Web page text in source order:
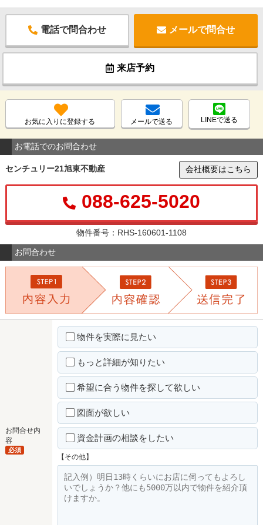
電話で問合わせ メールで問合せ
来店予約
お気に入りに登録する メールで送る LINEで送る
お電話でのお問合わせ
センチュリー21旭東不動産 会社概要はこちら
088-625-5020
物件番号：RHS-160601-1108
お問合わせ
お問合せ内
容
必須
物件を実際に見たい
もっと詳細が知りたい
希望に合う物件を探して欲しい
図面が欲しい
資金計画の相談をしたい
【その他】